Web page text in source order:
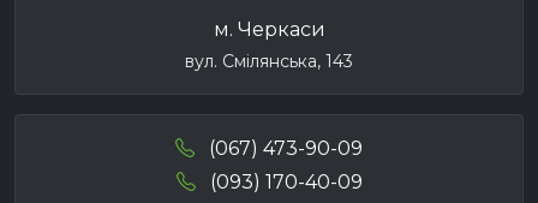
м. Черкаси
вул. Смілянська, 143
(067) 473-90-09
(093) 170-40-09